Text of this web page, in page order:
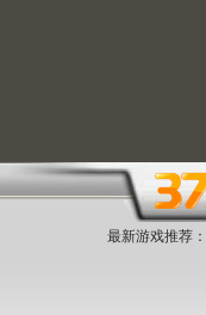
最新游戏推荐：